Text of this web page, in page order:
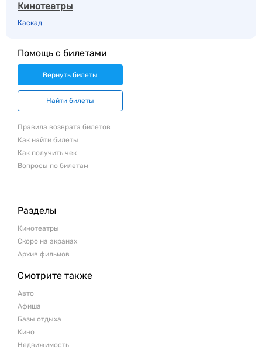
Кинотеатры
Каскад
Помощь с билетами
Вернуть билеты
Найти билеты
Правила возврата билетов
Как найти билеты
Как получить чек
Вопросы по билетам
Разделы
Кинотеатры
Скоро на экранах
Архив фильмов
Смотрите также
Авто
Афиша
Базы отдыха
Кино
Недвижимость